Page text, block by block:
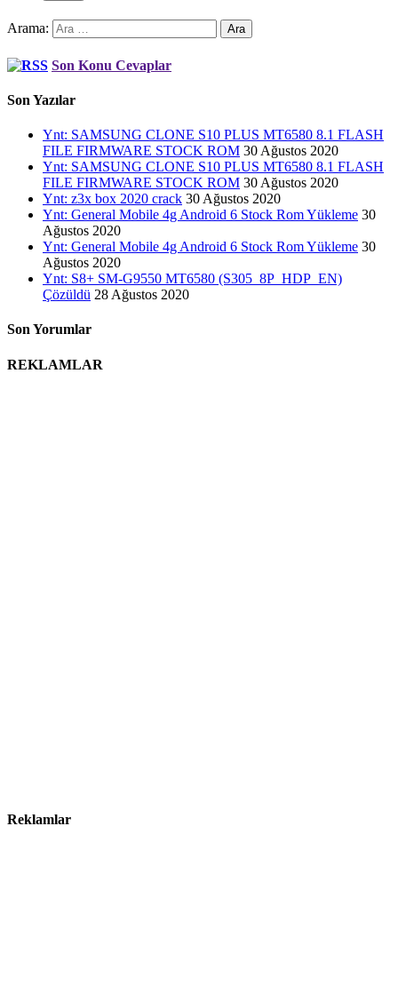
Arama:
Son Konu Cevaplar
Son Yazılar
Ynt: SAMSUNG CLONE S10 PLUS MT6580 8.1 FLASH
FILE FIRMWARE STOCK ROM 30 Ağustos 2020
Ynt: SAMSUNG CLONE S10 PLUS MT6580 8.1 FLASH
FILE FIRMWARE STOCK ROM 30 Ağustos 2020
Ynt: z3x box 2020 crack 30 Ağustos 2020
Ynt: General Mobile 4g Android 6 Stock Rom Yükleme 30
Ağustos 2020
Ynt: General Mobile 4g Android 6 Stock Rom Yükleme 30
Ağustos 2020
Ynt: S8+ SM-G9550 MT6580 (S305_8P_HDP_EN)
Çözüldü 28 Ağustos 2020
Son Yorumlar
REKLAMLAR
Reklamlar